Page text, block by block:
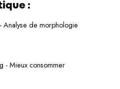
:
Analyse de morphologie
- Mieux consommer